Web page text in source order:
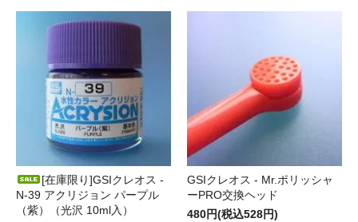
[在庫限り]GSIクレオス -
N-39 アクリジョン パープル
（紫）（光沢 10ml入）
GSIクレオス - Mr.ポリッシャ
ーPRO交換ヘッド
480円(税込528円)